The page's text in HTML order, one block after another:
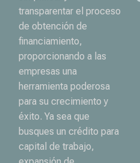
transparentar el proceso
de obtención de
financiamiento,
proporcionando a las
empresas una
herramienta poderosa
para su crecimiento y
éxito. Ya sea que
busques un crédito para
capital de trabajo,